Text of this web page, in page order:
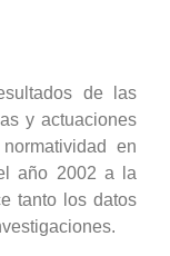
de las
y actuaciones
en
año 2002 a la
tanto los datos